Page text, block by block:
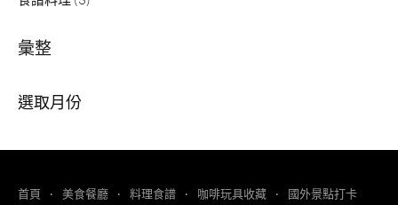
彙整
整
首頁 美食餐廳 料理食譜 咖啡玩具收藏 國外景點打卡